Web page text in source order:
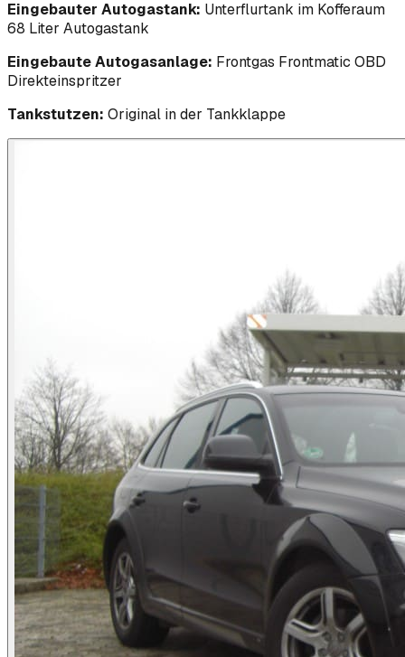
Eingebauter Autogastank: Unterflurtank im Kofferaum
68 Liter Autogastank
Eingebaute Autogasanlage: Frontgas Frontmatic OBD
Direkteinspritzer
Tankstutzen: Original in der Tankklappe